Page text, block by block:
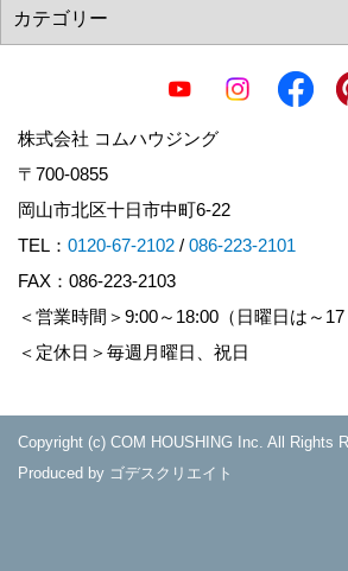
株式会社 コムハウジング
〒700-0855
岡山市北区十日市中町6-22
TEL： 0120-67-2102 / 086-223-2101
FAX：086-223-2103
＜営業時間＞9:00～18:00（日曜日は～
＜定休日＞毎週月曜日、祝日
Copyright (c) COM HOUSHING Inc. All Rights
Produced by ゴデスクリエイト